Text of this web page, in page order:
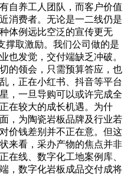
自养工人团队，而客户价值
消费者。无论是一二线仍是
体例远比空泛的宣传更无
撑取激励。我们公司做的是
也发觉，交付端缺乏冲破。
的领会，只需预算答应，也
，正在小红书、抖音等平台
，一旦导购可以或许完成全
在较大的成长机遇。为什
，为陶瓷岩板品牌及行业若
价钱差别并不正在意。但这
来看，采办产物的焦点并非
在线、数字化工地案例库、
，数字化岩板成品交付成将